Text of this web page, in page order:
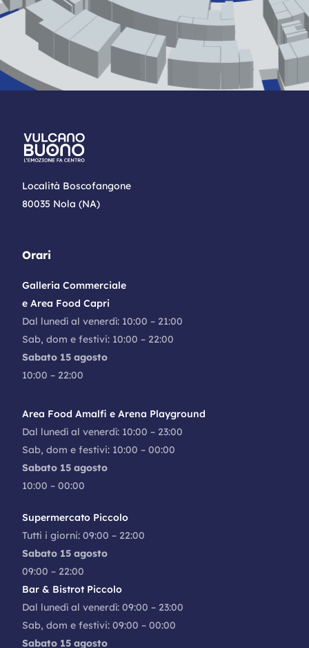
Località Boscofangone
80035 Nola (NA)
Orari
Galleria Commerciale
e Area Food Capri
Dal lunedì al venerdì: 10:00 – 21:00
Sab, dom e festivi: 10:00 – 22:00
Sabato 15 agosto
10:00 – 22:00
Area Food Amalfi e Arena Playground
Dal lunedì al venerdì: 10:00 – 23:00
Sab, dom e festivi: 10:00 – 00:00
Sabato 15 agosto
10:00 – 00:00
Supermercato Piccolo
Tutti i giorni: 09:00 – 22:00
Sabato 15 agosto
09:00 – 22:00
Bar & Bistrot Piccolo
Dal lunedì al venerdì: 09:00 – 23:00
Sab, dom e festivi: 09:00 – 00:00
Sabato 15 agosto